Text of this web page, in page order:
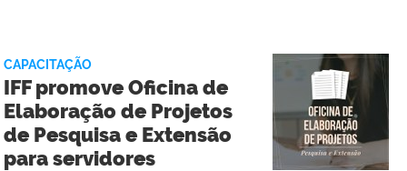
Neto
CAPACITAÇÃO
IFF promove Oficina de
Elaboração de Projetos
de Pesquisa e Extensão
para servidores